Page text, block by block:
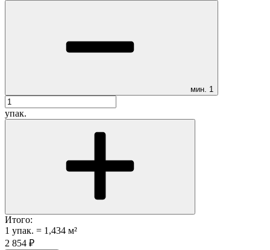
мин. 1
упак.
Итого:
1 упак. = 1,434 м²
2 854 ₽